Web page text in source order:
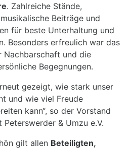
. Zahlreiche Stände,
Beiträge und
für beste Unterhaltung und
Besonders erfreulich war das
Nachbarschaft und die
Begegnungen.
gezeigt, wie stark unser
und wie viel Freude
kann“, so der Vorstand
& Umzu e.V.
gilt allen Beteiligten,